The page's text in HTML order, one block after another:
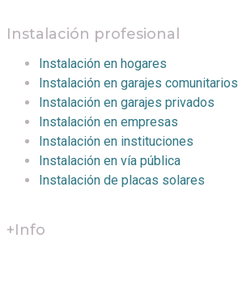
Instalación profesional
Instalación en hogares
Instalación en garajes comunitarios
Instalación en garajes privados
Instalación en empresas
Instalación en instituciones
Instalación en vía pública
Instalación de placas solares
+Info